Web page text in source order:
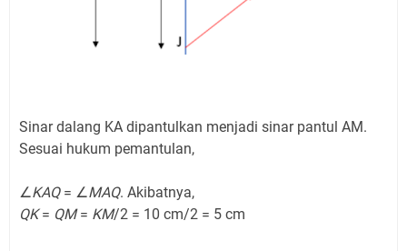
Sinar dalang KA dipantulkan menjadi sinar pantul AM.
Sesuai hukum pemantulan,
∠KAQ= ∠MAQ. Akibatnya,
QK= QM= KM/2 = 10 cm/2 = 5 cm